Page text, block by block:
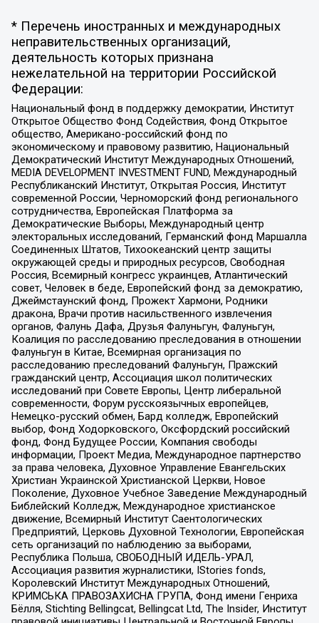
* Перечень иностранных и международных
неправительственных организаций,
деятельность которых признана
нежелательной на территории Российской
Федерации:
Национальный фонд в поддержку демократии, Институт
Открытое Общество Фонд Содействия, Фонд Открытое
общество, Американо-российский фонд по
экономическому и правовому развитию, Национальный
Демократический Институт Международных Отношений,
MEDIA DEVELOPMENT INVESTMENT FUND, Международный
Республиканский Институт, Открытая Россия, Институт
современной России, Черноморский фонд регионального
сотрудничества, Европейская Платформа за
Демократические Выборы, Международный центр
электоральных исследований, Германский фонд Маршалла
Соединенных Штатов, Тихоокеанский центр защиты
окружающей среды и природных ресурсов, Свободная
Россия, Всемирный конгресс украинцев, Атлантический
совет, Человек в беде, Европейский фонд за демократию,
Джеймстаунский фонд, Прожект Хармони, Родники
дракона, Врачи против насильственного извлечения
органов, Фалунь Дафа, Друзья Фалуньгун, Фалуньгун,
Коалиция по расследованию преследования в отношении
Фалуньгун в Китае, Всемирная организация по
расследованию преследований Фалуньгун, Пражский
гражданский центр, Ассоциация школ политических
исследований при Совете Европы, Центр либеральной
современности, Форум русскоязычных европейцев,
Немецко-русский обмен, Бард колледж, Европейский
выбор, Фонд Ходорковского, Оксфордский российский
фонд, Фонд Будущее России, Компания свободы
информации, Проект Медиа, Международное партнерство
за права человека, Духовное Управление Евангельских
Христиан Украинской Христианской Церкви, Новое
Поколение, Духовное Учебное Заведение Международный
Библейский Колледж, Международное христианское
движение, Всемирный Институт Саентологических
Предприятий, Церковь Духовной Технологии, Европейская
сеть организаций по наблюдению за выборами,
Республика Польша, СВОБОДНЫЙ ИДЕЛЬ-УРАЛ,
Ассоциация развития журналистики, IStories fonds,
Королевский Институт Международных Отношений,
КРИМСЬКА ПРАВОЗАХИСНА ГРУПА, Фонд имени Генриха
Бёлля, Stichting Bellingcat, Bellingcat Ltd, The Insider, Институт